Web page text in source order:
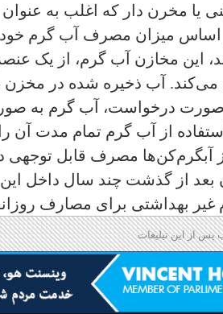
یا مخرن دار‌ که اغلب به
این مخازن آب گرم، از یک
می‌کند. آب ذخیره شده در
صورت درخواست، آب گرم به
از آب گرم تمام مدت آن
آبگرم‌کن‌ها مصرف قابل توجهی
بعد از گذشت چند سال داخل
بهداشتی برای مصارف
پس از این تبلیغات